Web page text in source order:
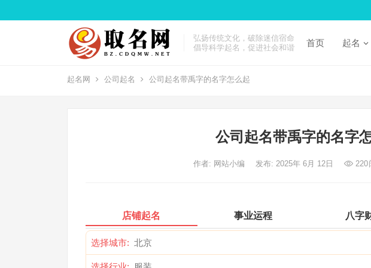
弘扬传统文化，破除迷信宿命
倡导科学起名，促进社会和谐
首页 起名
起名网 公司起名 公司起名带禹字的名字怎么起
公司起名带禹字的名字
作者: 网站小编 发布: 2025年 6月 12日 220
店铺起名 事业运程 八字
选择城市: